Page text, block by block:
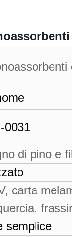
0031
di pino e
carta
semplice